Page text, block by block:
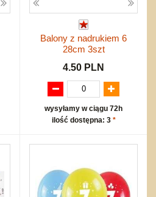
Balony z nadrukiem 6
28cm 3szt
4.50 PLN
wysyłamy w ciągu 72h
ilość dostępna: 3 *